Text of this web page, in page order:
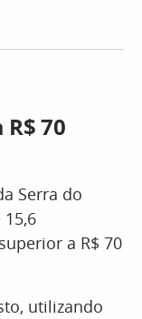
70
Serra do
a R$ 70
utilizando